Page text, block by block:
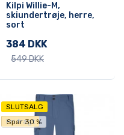
Kilpi Willie-M,
skiundertrøje, herre,
sort
384 DKK
549 DKK
SLUTSALG
Fri fragt
Spar 30 %